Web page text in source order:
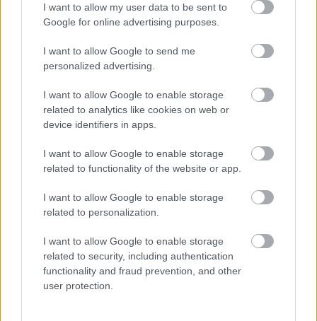
I want to allow my user data to be sent to
Google for online advertising purposes.
I want to allow Google to send me
personalized advertising.
I want to allow Google to enable storage
related to analytics like cookies on web or
device identifiers in apps.
I want to allow Google to enable storage
related to functionality of the website or app.
I want to allow Google to enable storage
related to personalization.
I want to allow Google to enable storage
related to security, including authentication
functionality and fraud prevention, and other
user protection.
Inšpirácie
kuchyňa,kameň,biela